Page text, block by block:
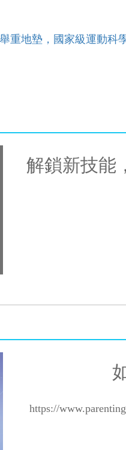
重地墊，國家級運動科
解鎖新技能
https://